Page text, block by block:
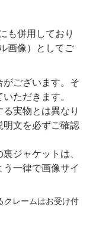
も併用しており
画像）としてご
ございます。そ
ただきます。
実物とは異なり
明文を必ずご確認
ジャケットは、
一律で画像サイ
クレームはお受け付